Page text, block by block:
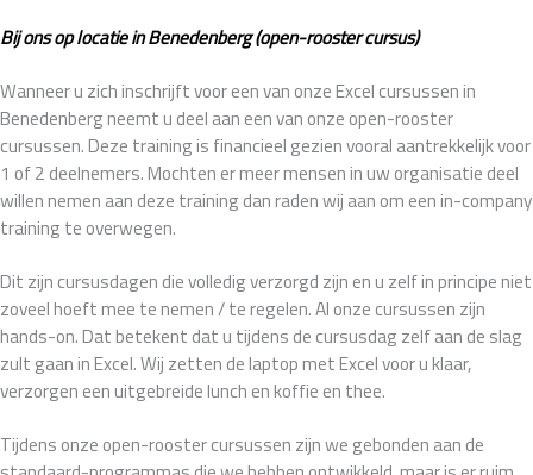
Bij ons op locatie in Benedenberg (open-rooster cursus)
Wanneer u zich inschrijft voor een van onze Excel cursussen in
Benedenberg neemt u deel aan een van onze open-rooster
cursussen. Deze training is financieel gezien vooral aantrekkelijk voor
1 of 2 deelnemers. Mochten er meer mensen in uw organisatie deel
willen nemen aan deze training dan raden wij aan om een in-company
training te overwegen.
Dit zijn cursusdagen die volledig verzorgd zijn en u zelf in principe niet
zoveel hoeft mee te nemen / te regelen. Al onze cursussen zijn
hands-on. Dat betekent dat u tijdens de cursusdag zelf aan de slag
zult gaan in Excel. Wij zetten de laptop met Excel voor u klaar,
verzorgen een uitgebreide lunch en koffie en thee.
Tijdens onze open-rooster cursussen zijn we gebonden aan de